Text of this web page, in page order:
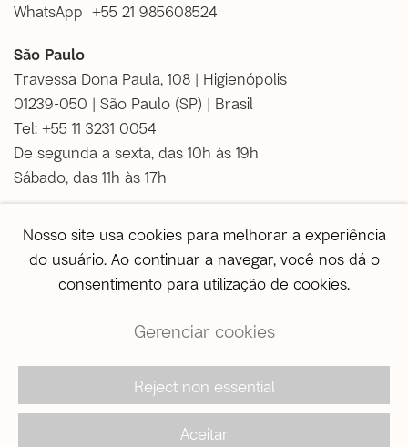
WhatsApp +55 21 985608524
São Paulo
Travessa Dona Paula, 108 | Higienópolis
01239-050 | São Paulo (SP) | Brasil
Tel: +55 11 3231 0054
De segunda a sexta, das 10h às 19h
Sábado, das 11h às 17h
Vendas
vendas@agentilcarioca.com.br
WhatsApp +55 11 964174050
© 2026 A Gentil Carioca | Desde 2003. Todos os
direitos reservados |Política de privacidade
Nosso site usa cookies para melhorar a experiência
do usuário. Ao continuar a navegar, você nos dá o
consentimento para utilização de cookies.
Gerenciar cookies
Reject non essential
Aceitar